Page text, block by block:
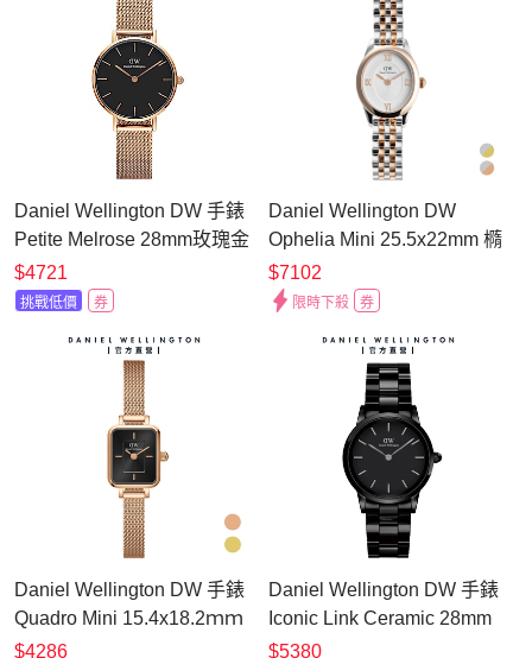
Daniel Wellington DW 手錶
Petite Melrose 28mm玫瑰金
米蘭金屬錶 DW00100217
$4721
挑戰低價 券
Daniel Wellington DW
Ophelia Mini 25.5x22mm 橢
圓雙色鍊帶腕錶
$7102
限時下殺 券
Daniel Wellington DW 手錶
Quadro Mini 15.4x18.2ｍｍ
方糖系列編織小方錶-樹莓黑
$4286
Daniel Wellington DW 手錶
Iconic Link Ceramic 28mm
曜石黑陶瓷錶 DW00100415
$5380